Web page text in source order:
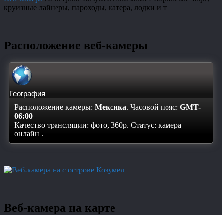
круизные лайнеры, пароходы, катера, лодки и т
Расположение веб-камеры
География
Расположение камеры: Мексика. Часовой пояс: GMT-
06:00
Качество трансляции: фото, 360p. Статус: камера
онлайн .
Веб-камера на карте